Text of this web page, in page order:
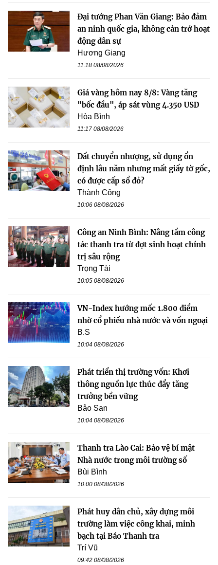
Đại tướng Phan Văn Giang: Bảo đảm
an ninh quốc gia, không cản trở hoạt
động dân sự
Hương Giang
11:18 08/08/2026
Giá vàng hôm nay 8/8: Vàng tăng
"bốc đầu", áp sát vùng 4.350 USD
Hòa Bình
11:17 08/08/2026
Đất chuyển nhượng, sử dụng ổn
định lâu năm nhưng mất giấy tờ gốc,
có được cấp sổ đỏ?
Thành Công
10:06 08/08/2026
Công an Ninh Bình: Nâng tầm công
tác thanh tra từ đợt sinh hoạt chính
trị sâu rộng
Trọng Tài
10:05 08/08/2026
VN-Index hướng mốc 1.800 điểm
nhờ cổ phiếu nhà nước và vốn ngoại
B.S
10:04 08/08/2026
Phát triển thị trường vốn: Khơi
thông nguồn lực thúc đẩy tăng
trưởng bền vững
Bảo San
10:04 08/08/2026
Thanh tra Lào Cai: Bảo vệ bí mật
Nhà nước trong môi trường số
Bùi Bình
10:00 08/08/2026
Phát huy dân chủ, xây dựng môi
trường làm việc công khai, minh
bạch tại Báo Thanh tra
Trí Vũ
09:42 08/08/2026